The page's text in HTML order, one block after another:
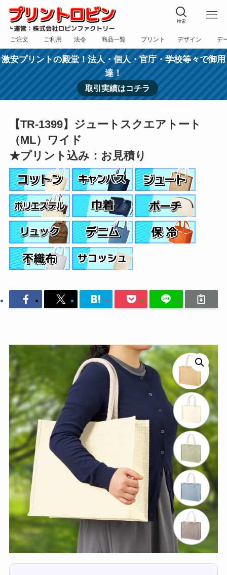
検索
ご注文
フォーム
ご利用
規約
法令
表記
商品一覧
カテゴリー
プリント
方法
デザイン
依頼
デ
入
激安プリントの殿堂！法人・個人・官庁・学校等々で御用
達！
取引実績はコチラ
【TR-1399】ジュートスクエアトート
（ML）ワイド
★プリント込み：お見積り